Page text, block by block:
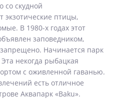
со скудной
экзотические птицы,
В 1980-х годах этот
заповедником,
запрещено. Начинается парк
некогда рыбацкая
с оживленной гаванью.
есть отличное
Аквапарк «Baku».